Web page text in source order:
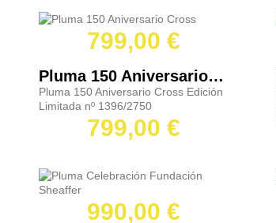
799,00 €
Pluma 150 Aniversario Cross
Pluma 150 Aniversario Cross Edición
Limitada nº 1396/2750
799,00 €
990,00 €